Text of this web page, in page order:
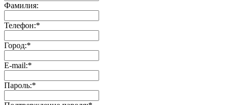
Фамилия:
Телефон:*
Город:*
E-mail:*
Пароль:*